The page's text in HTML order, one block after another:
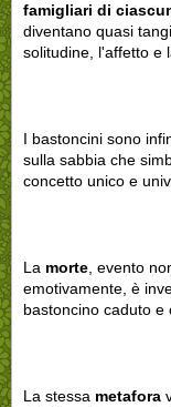
famigliari di
diventano quasi
solitudine, l'affetto e
I bastoncini sono
sulla sabbia che
concetto unico e
La morte, evento
emotivamente, è
bastoncino caduto e
La stessa metafora